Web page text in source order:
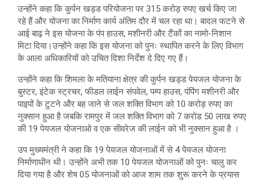
उन्होंने कहा कि कुर्पन खड्ड परियोजना पर 315 करोड़ रुपए खर्च किए जा
रहे हैं और योजना का निर्माण कार्य अंतिम दौर में चल रहा था। बादल फटने से
आई बाढ़ ने इस योजना के पंप हाउस, मशीनरी और टैंकों का नामो-निशान
मिटा दिया।उन्होंने कहा कि इस योजना को पुनः स्थापित करने के लिए विभाग
के आला अधिकारियों को उचित दिशा निर्देश दे दिए गए हैं।
उन्होंने कहा कि शिमला के मतियाना क्षेत्र की कुर्पन खड्ड पेयजल योजना के
बुस्टर, इंटेक स्ट्रचर, फीडल लाईन संपवेल, पम्प हाउस, पंपिंग मशीनरी और
पाइपों के टुटने और बह जाने से जल शक्ति विभाग को 10 करोड़ रुपए का
नुक्सान हुआ है जबकि रामपुर में जल शक्ति विभाग को 7 करोड 50 लाख रुपए
की 19 पेयजल योजनाओ व एक सीवरेज की लाईन को भी नुक्सान हुआ है ।
उप मुख्यमंत्री ने कहा कि 19 पेयजल योजनाओं में से 4 पेयजल योजना
निर्माणाधीन थी। उन्होंने अभी तक 10 पेयजल योजनाओं को पुनः चालु कर
दिया गया है और शेष 05 योजनाओं को आज शाम तक शुरू करने के प्रयास